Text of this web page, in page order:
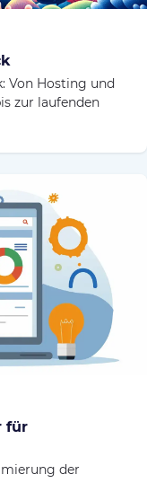
Von Hosting und
zur laufenden
für
der